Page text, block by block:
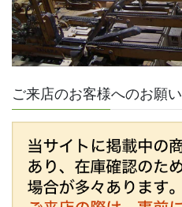
ご来店のお客様へのお願い